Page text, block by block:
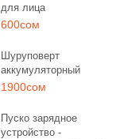
для лица
600сом
Шуруповерт
аккумуляторный
1900сом
Пуско зарядное
устройство -